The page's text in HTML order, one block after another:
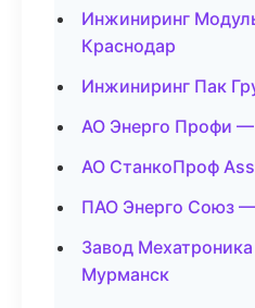
Инжиниринг
Краснодар
Инжиниринг Пак
АО Энерго Профи —
АО СтанкоПроф
ПАО Энерго Союз
Завод
Мурманск